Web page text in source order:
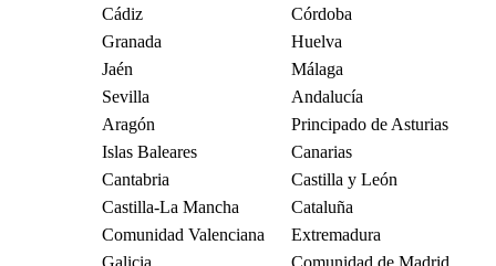
Cádiz
Córdoba
Granada
Huelva
Jaén
Málaga
Sevilla
Andalucía
Aragón
Principado de Asturias
Islas Baleares
Canarias
Cantabria
Castilla y León
Castilla-La Mancha
Cataluña
Comunidad Valenciana
Extremadura
Galicia
Comunidad de Madrid